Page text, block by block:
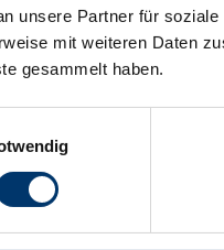
unsere Partner für
mit weiteren Daten
gesammelt haben.
dolorepudi occae.
eat experat uriatur, sit